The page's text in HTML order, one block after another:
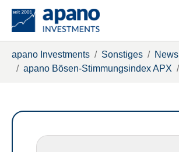
apano Investments Sonstiges
News
apano Bösen-Stimmungsindex APX